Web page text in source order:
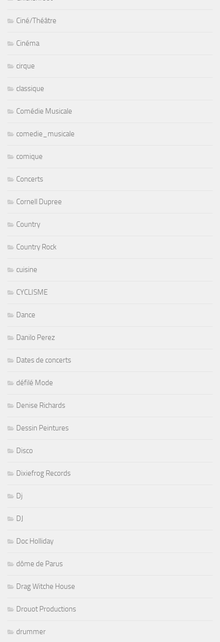
Ciné/Théâtre
Cinéma
cirque
classique
Comédie Musicale
comedie_musicale
comique
Concerts
Cornell Dupree
Country
Country Rock
cuisine
CYCLISME
Dance
Danilo Perez
Dates de concerts
défilé Mode
Denise Richards
Dessin Peintures
Disco
Dixiefrog Records
Dj
DJ
Doc Holliday
dôme de Parus
Drag Witche House
Drouot Productions
drummer